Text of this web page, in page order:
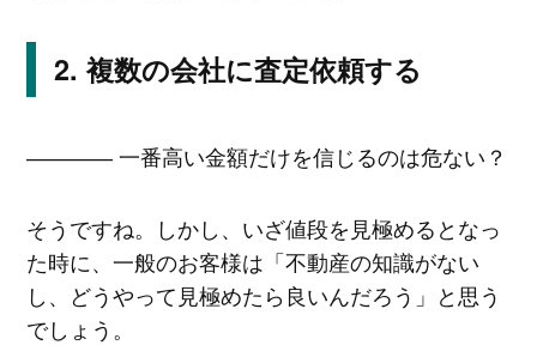
複数の会社に査定依頼する
―――― 一番高い金額だけを信じるのは危ない？
そうですね。しかし、いざ値段を見極めるとなっ
た時に、一般のお客様は「不動産の知識がない
し、どうやって見極めたら良いんだろう」と思う
でしょう。